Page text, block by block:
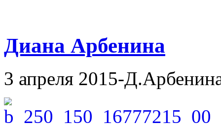
Диана Арбенина
3 апреля 2015-